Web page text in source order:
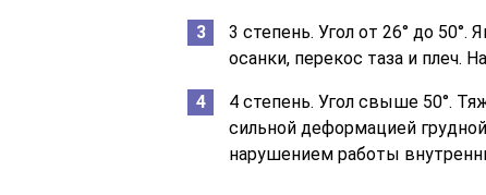
3 степень. Угол от 26° до
осанки, перекос таза и плеч.
4 степень. Угол свыше 50°.
сильной деформацией
нарушением работы